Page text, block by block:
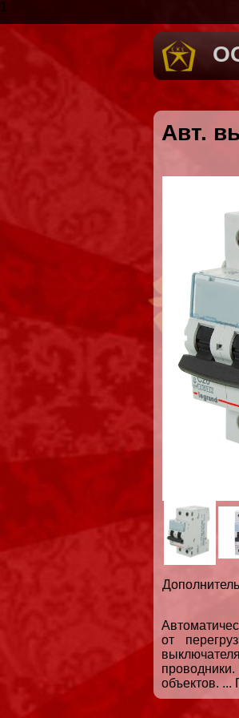
1
Авт.
от
объектов. ...